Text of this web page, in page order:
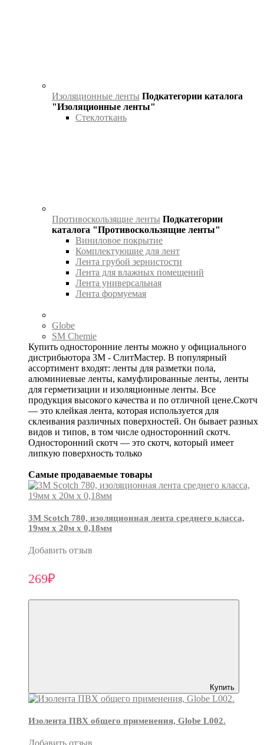
Изоляционные ленты Подкатегории каталога
"Изоляционные ленты"
Стеклоткань
Противоскользящие ленты Подкатегории
каталога "Противоскользящие ленты"
Виниловое покрытие
Комплектуюшие для лент
Лента грубой зернистости
Лента для влажных помещений
Лента универсальная
Лента формуемая
Globe
SM Chemie
Купить односторонние ленты можно у официального
дистрибьютора 3М - СлитМастер. В популярный
ассортимент входят: ленты для разметки пола,
алюминиевые ленты, камуфлированные ленты, ленты
для герметизации и изоляционные ленты. Все
продукция высокого качества и по отличной цене.Скотч
— это клейкая лента, которая используется для
склеивания различных поверхностей. Он бывает разных
видов и типов, в том числе односторонний скотч.
Односторонний скотч — это скотч, который имеет
липкую поверхность только
Самые продаваемые товары
3М Scotch 780, изоляционная лента среднего класса,
19мм х 20м х 0,18мм
Добавить отзыв
269₽
Купить
Изолента ПВХ общего применения, Globe L002.
Добавить отзыв